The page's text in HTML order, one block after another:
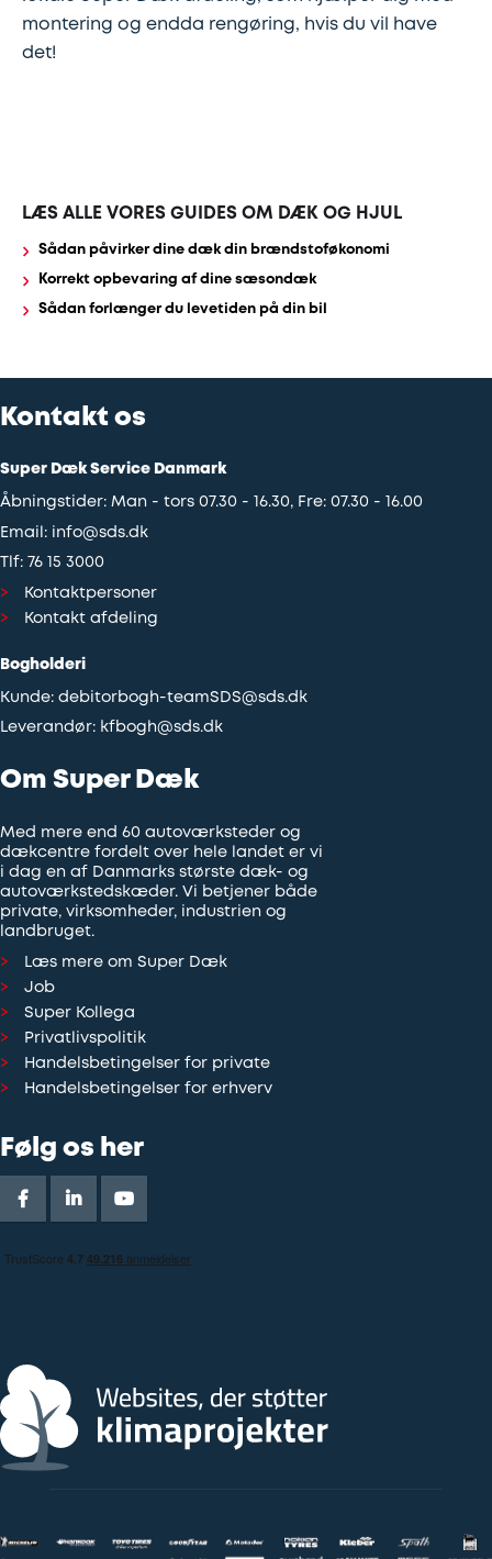
Trailertjek
SDS
Mobilitet
Fdm
Finansiering
Se
alle
services
her
montering og endda rengøring, hvis du vil have
det!
LÆS ALLE VORES GUIDES OM DÆK OG HJUL
Sådan påvirker dine dæk din brændstoføkonomi
Korrekt opbevaring af dine sæsondæk
Sådan forlænger du levetiden på din bil
Kontakt os
Super Dæk Service Danmark
Åbningstider: Man - tors 07.30 - 16.30, Fre: 07.30 - 16.00
Email: info@sds.dk
Tlf: 76 15 3000
Kontaktpersoner
Kontakt afdeling
Bogholderi
Kunde: debitorbogh-teamSDS@sds.dk
Leverandør: kfbogh@sds.dk
Om Super Dæk
Med mere end 60 autoværksteder og
dækcentre fordelt over hele landet er vi
i dag en af Danmarks største dæk- og
autoværkstedskæder. Vi betjener både
private, virksomheder, industrien og
landbruget.
Læs mere om Super Dæk
Job
Super Kollega
Privatlivspolitik
Handelsbetingelser for private
Handelsbetingelser for erhverv
Følg os her